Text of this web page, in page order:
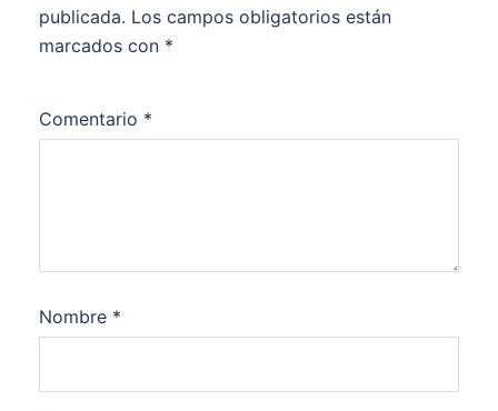
publicada. Los campos obligatorios están
marcados con *
Comentario *
Nombre *